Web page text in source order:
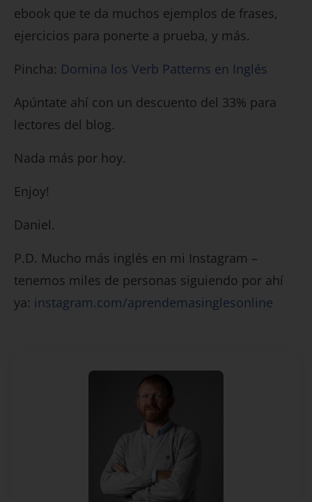
ebook que te da muchos ejemplos de frases,
ejercicios para ponerte a prueba, y más.
Pincha: Domina los Verb Patterns en Inglés
Apúntate ahí con un descuento del 33% para
lectores del blog.
Nada más por hoy.
Enjoy!
Daniel.
P.D. Mucho más inglés en mi Instagram –
tenemos miles de personas siguiendo por ahí
ya: instagram.com/aprendemasinglesonline